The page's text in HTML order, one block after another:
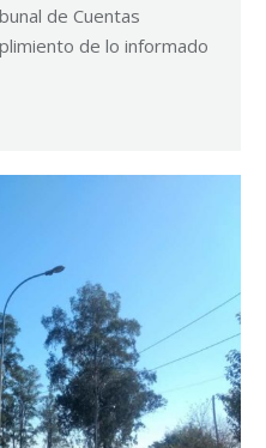
de Cuentas
de lo informado